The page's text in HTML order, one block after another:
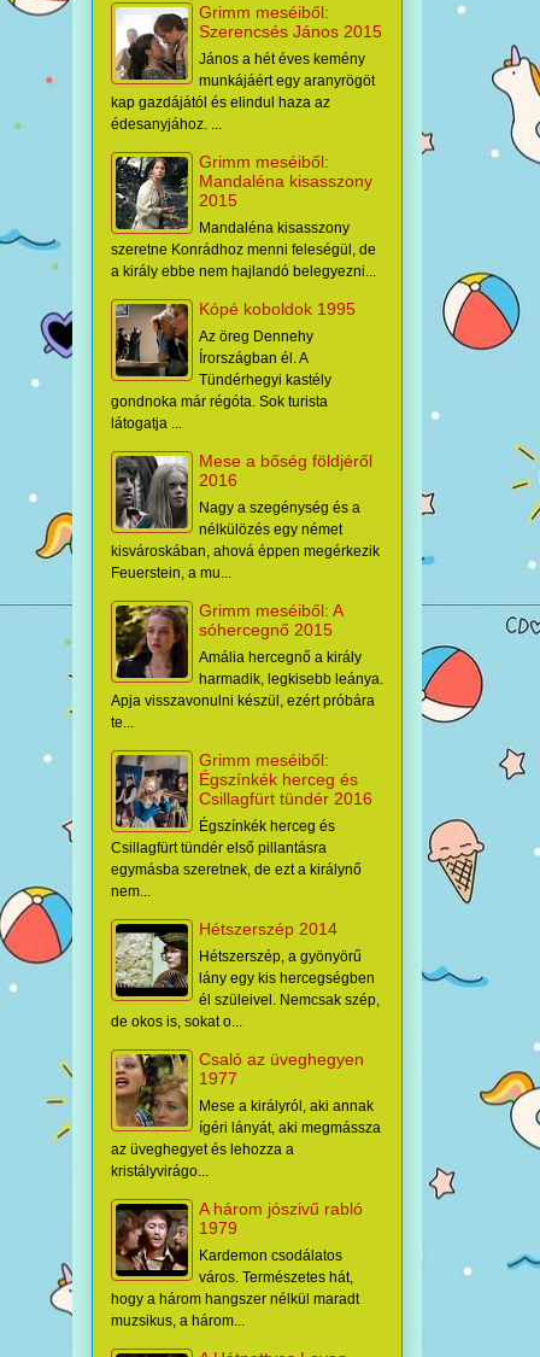
Grimm meséiből:
Szerencsés János 2015
János a hét éves kemény
munkájáért egy aranyrögöt
kap gazdájától és elindul haza az
édesanyjához. ...
Grimm meséiből:
Mandaléna kisasszony
2015
Mandaléna kisasszony
szeretne Konrádhoz menni feleségül, de
a király ebbe nem hajlandó belegyezni...
Kópé koboldok 1995
Az öreg Dennehy
Írországban él. A
Tündérhegyi kastély
gondnoka már régóta. Sok turista
látogatja ...
Mese a bőség földjéről
2016
Nagy a szegénység és a
nélkülözés egy német
kisvároskában, ahová éppen megérkezik
Feuerstein, a mu...
Grimm meséiből: A
sóhercegnő 2015
Amália hercegnő a király
harmadik, legkisebb leánya.
Apja visszavonulni készül, ezért próbára
te...
Grimm meséiből:
Égszínkék herceg és
Csillagfürt tündér 2016
Égszínkék herceg és
Csillagfürt tündér első pillantásra
egymásba szeretnek, de ezt a királynő
nem...
Hétszerszép 2014
Hétszerszép, a gyönyörű
lány egy kis hercegségben
él szüleivel. Nemcsak szép,
de okos is, sokat o...
Csaló az üveghegyen
1977
Mese a királyról, aki annak
ígéri lányát, aki megmássza
az üveghegyet és lehozza a
kristályvirágo...
A három jószivű rabló
1979
Kardemon csodálatos
város. Természetes hát,
hogy a három hangszer nélkül maradt
muzsikus, a három...